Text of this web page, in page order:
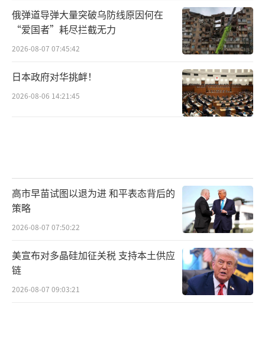
俄弹道导弹大量突破乌防线原因何在
“爱国者”耗尽拦截无力
2026-08-07 07:45:42
日本政府对华挑衅！
2026-08-06 14:21:45
高市早苗试图以退为进 和平表态背后的
策略
2026-08-07 07:50:22
美宣布对多晶硅加征关税 支持本土供应
链
2026-08-07 09:03:21